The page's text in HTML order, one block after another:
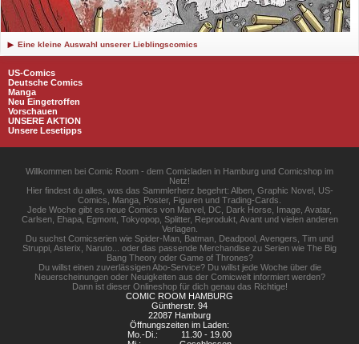
Eine kleine Auswahl unserer Lieblingscomics
US-Comics
Deutsche Comics
Manga
Neu Eingetroffen
Vorschauen
UNSERE AKTION
Unsere Lesetipps
Willkommen bei Comic Room - dem Comicladen in Hamburg und Comicshop im
Netz!
Hier findest du alles, was das Sammlerherz begehrt: Alben, Graphic Novel, US-
Comics, Manga, Poster, Figuren und Trading-Cards.
Jede Woche gibt es neue Comics von Marvel, DC, Dark Horse, Image, Avatar,
Carlsen, Ehapa, Egmont, Tokyopop, Splitter, Reprodukt, Avant und vielen anderen
Verlagen.
Du suchst Comicserien wie Spider-Man, Batman, Deadpool, Avengers, Tim und
Struppi, Asterix, Naruto... oder das passende Merchandise zu Serien wie The Big
Bang Theory oder Game of Thrones?
Du willst einen zuverlässigen Abo-Service? Du willst jede Woche über die
Neuerscheinungen oder Neuigkeiten aus der Comicwelt informiert werden?
Dann ist dieser Onlineshop für dich genau das Richtige!
COMIC ROOM HAMBURG
Güntherstr. 94
22087 Hamburg
Öffnungszeiten im Laden:
Mo.-Di.:
11.30 - 19.00